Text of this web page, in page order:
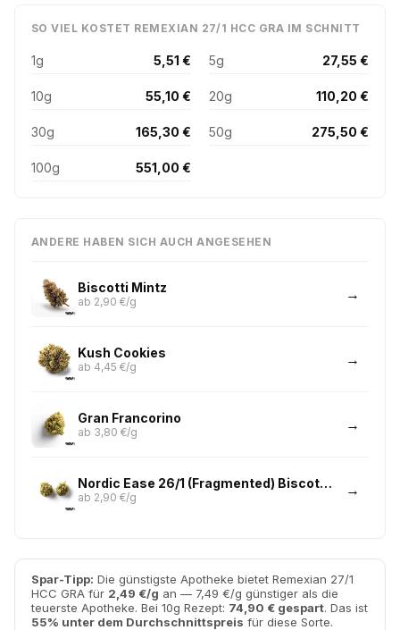
SO VIEL KOSTET REMEXIAN 27/1 HCC GRA IM SCHNITT
1g 5,51 € 5g 27,55 €
10g 55,10 € 20g 110,20 €
30g 165,30 € 50g 275,50 €
100g 551,00 €
ANDERE HABEN SICH AUCH ANGESEHEN
Biscotti Mintz
ab 2,90 €/g
Kush Cookies
ab 4,45 €/g
Gran Francorino
ab 3,80 €/g
Nordic Ease 26/1 (Fragmented) Biscotti Mintz
ab 2,90 €/g
Spar-Tipp: Die günstigste Apotheke bietet Remexian 27/1
HCC GRA für 2,49 €/g an — 7,49 €/g günstiger als die
teuerste Apotheke. Bei 10g Rezept: 74,90 € gespart. Das ist
55% unter dem Durchschnittspreis für diese Sorte.